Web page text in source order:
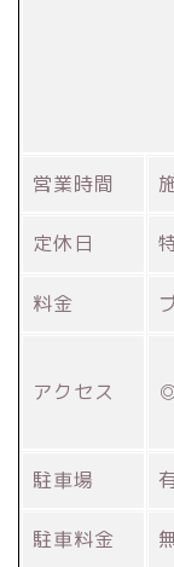
営業時間
定休日
料金
アクセス
駐車場
駐車料金